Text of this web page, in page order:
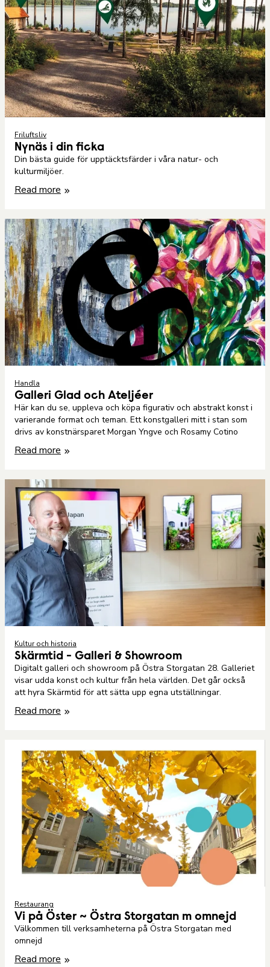
Friluftsliv
Nynäs i din ficka
Din bästa guide för upptäcktsfärder i våra natur- och
kulturmiljöer.
Read more
Handla
Galleri Glad och Ateljéer
Här kan du se, uppleva och köpa figurativ och abstrakt konst i
varierande format och teman. Ett konstgalleri mitt i stan som
drivs av konstnärsparet Morgan Yngve och Rosamy Cotino
Read more
Kultur och historia
Skärmtid - Galleri & Showroom
Digitalt galleri och showroom på Östra Storgatan 28. Galleriet
visar udda konst och kultur från hela världen. Det går också
att hyra Skärmtid för att sätta upp egna utställningar.
Read more
Restaurang
Vi på Öster ~ Östra Storgatan m omnejd
Välkommen till verksamheterna på Östra Storgatan med
omnejd
Read more